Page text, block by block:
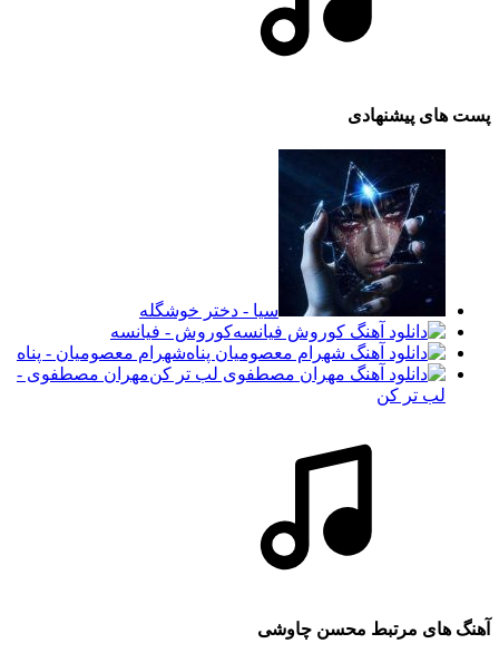
پست های پیشنهادی
سیا - دختر خوشگله
کوروش - فیانسه
شهرام معصومیان - پناه
مهران مصطفوی -
لب تر کن
آهنگ های مرتبط محسن چاوشی